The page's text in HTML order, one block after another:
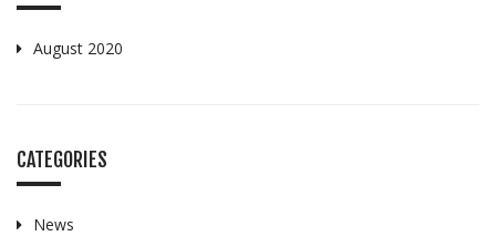
August 2020
CATEGORIES
News